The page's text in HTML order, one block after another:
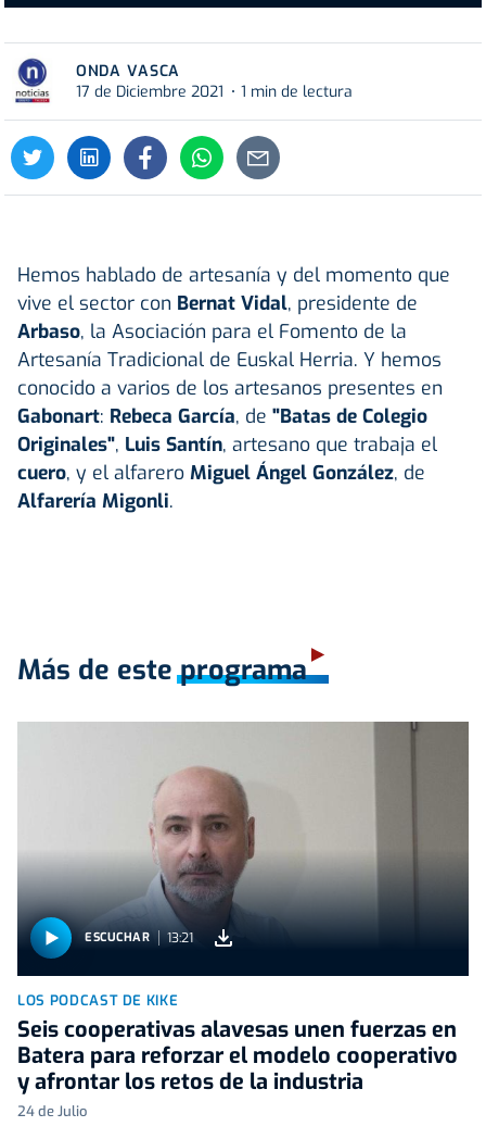
ONDA VASCA
17 de Diciembre 2021
1 min de lectura
Hemos hablado de artesanía y del momento que
vive el sector con Bernat Vidal, presidente de
Arbaso, la Asociación para el Fomento de la
Artesanía Tradicional de Euskal Herria. Y hemos
conocido a varios de los artesanos presentes en
Gabonart: Rebeca García, de "Batas de Colegio
Originales", Luis Santín, artesano que trabaja el
cuero, y el alfarero Miguel Ángel González, de
Alfarería Migonli.
Más de este programa
ESCUCHAR 13:21
LOS PODCAST DE KIKE
Seis cooperativas alavesas unen fuerzas en
Batera para reforzar el modelo cooperativo
y afrontar los retos de la industria
24 de Julio